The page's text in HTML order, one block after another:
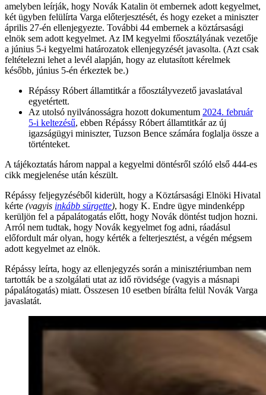
amelyben leírják, hogy Novák Katalin öt embernek adott kegyelmet,
két ügyben felülírta Varga előterjesztését, és hogy ezeket a miniszter
április 27-én ellenjegyezte. További 44 embernek a köztársasági
elnök sem adott kegyelmet. Az IM kegyelmi főosztályának vezetője
a június 5-i kegyelmi határozatok ellenjegyzését javasolta. (Azt csak
feltételezni lehet a levél alapján, hogy az elutasított kérelmek
később, június 5-én érkeztek be.)
Répássy Róbert államtitkár a főosztályvezető javaslatával
egyetértett.
Az utolsó nyilvánosságra hozott dokumentum 2024. február
5-i keltezésű, ebben Répássy Róbert államtitkár az új
igazságügyi miniszter, Tuzson Bence számára foglalja össze a
történteket.
A tájékoztatás három nappal a kegyelmi döntésről szóló első 444-es
cikk megjelenése után készült.
Répássy feljegyzéséből kiderült, hogy a Köztársasági Elnöki Hivatal
kérte (vagyis inkább sürgette), hogy K. Endre ügye mindenképp
kerüljön fel a pápalátogatás előtt, hogy Novák döntést tudjon hozni.
Arról nem tudtak, hogy Novák kegyelmet fog adni, ráadásul
előfordult már olyan, hogy kérték a felterjesztést, a végén mégsem
adott kegyelmet az elnök.
Répássy leírta, hogy az ellenjegyzés során a minisztériumban nem
tartották be a szolgálati utat az idő rövidsége (vagyis a másnapi
pápalátogatás) miatt. Összesen 10 esetben bírálta felül Novák Varga
javaslatát.